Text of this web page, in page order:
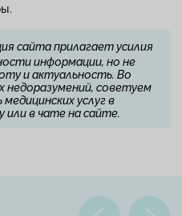
сайта прилагает усилия
информации, но не
и актуальность. Во
недоразумений, советуем
услуг в
или в чате на сайте.